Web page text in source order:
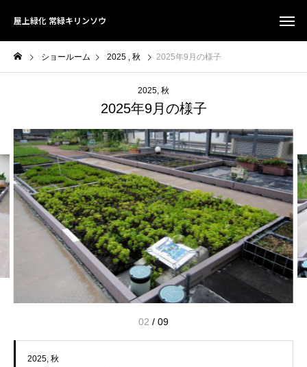
屋上緑化 常緑キリンソウ
ショールーム 2025 秋 2025年9月の様子
2025 秋
2025年9月の様子
02 / 09
2025 秋